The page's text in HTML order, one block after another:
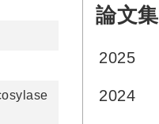
論文集
2025
2024